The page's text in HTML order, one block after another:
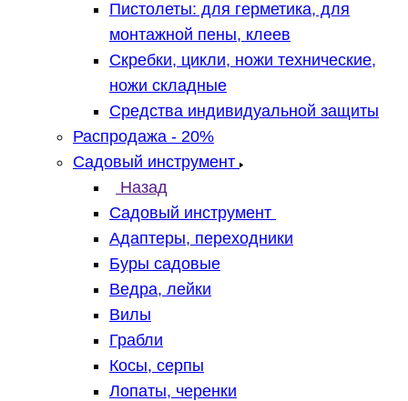
Пистолеты: для герметика, для
монтажной пены, клеев
Скребки, цикли, ножи технические,
ножи складные
Средства индивидуальной защиты
Распродажа - 20%
Садовый инструмент
Назад
Садовый инструмент
Адаптеры, переходники
Буры садовые
Ведра, лейки
Вилы
Грабли
Косы, серпы
Лопаты, черенки